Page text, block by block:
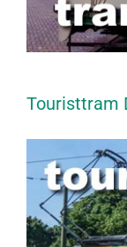
Touristtram